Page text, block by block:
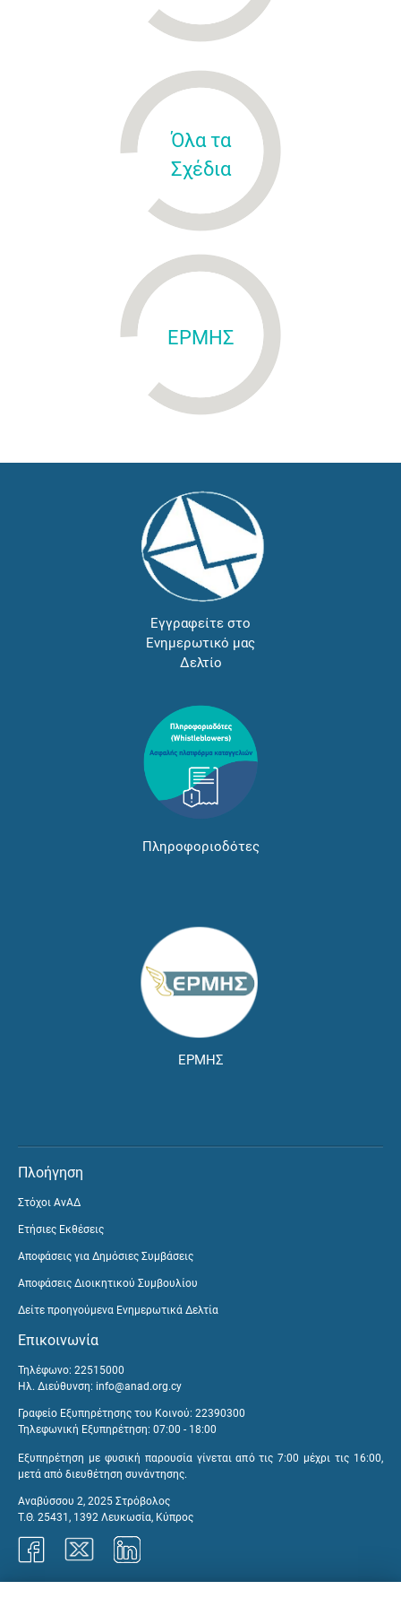
Όλα τα
Σχέδια
ΕΡΜΗΣ
Εγγραφείτε στο
Ενημερωτικό μας
Δελτίο
Πληροφοριοδότες
ΕΡΜΗΣ
Πλοήγηση
Στόχοι ΑνΑΔ
Ετήσιες Εκθέσεις
Αποφάσεις για Δημόσιες Συμβάσεις
Αποφάσεις Διοικητικού Συμβουλίου
Δείτε προηγούμενα Ενημερωτικά Δελτία
Επικοινωνία
Τηλέφωνο: 22515000
Ηλ. Διεύθυνση: info@anad.org.cy
Γραφείο Εξυπηρέτησης του Κοινού: 22390300
Τηλεφωνική Εξυπηρέτηση: 07:00 - 18:00
Εξυπηρέτηση με φυσική παρουσία γίνεται από τις 7:00 μέχρι τις 16:00,
μετά από διευθέτηση συνάντησης.
Αναβύσσου 2, 2025 Στρόβολος
Τ.Θ. 25431, 1392 Λευκωσία, Κύπρος